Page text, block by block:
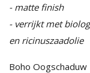
- matte finish
- verrijkt met
en ricinuszaadolie
Boho